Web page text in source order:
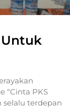
Untuk
“Cinta PKS
selalu terdepan